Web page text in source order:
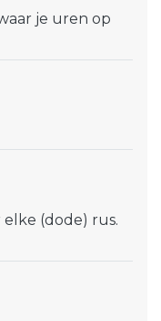
je uren op
elke (dode) rus.